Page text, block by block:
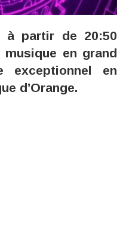
à partir de 20:50
en grand
exceptionnel en
d’Orange.